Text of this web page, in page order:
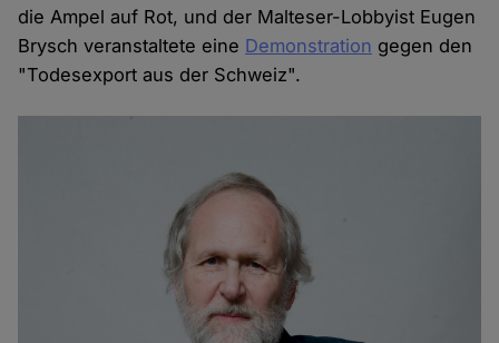
die Ampel auf Rot, und der Malteser-Lobbyist Eugen
Brysch veranstaltete eine Demonstration gegen den
"Todesexport aus der Schweiz".